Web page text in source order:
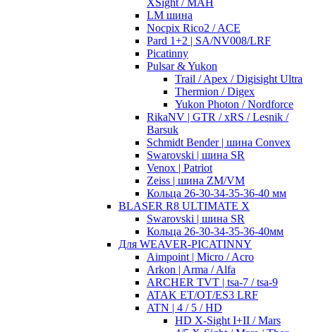
XSight / MAH
LM шина
Nocpix Rico2 / ACE
Pard 1+2 | SA/NV008/LRF
Picatinny
Pulsar & Yukon
Trail / Apex / Digisight Ultra
Thermion / Digex
Yukon Photon / Nordforce
RikaNV | GTR / xRS / Lesnik /
Barsuk
Schmidt Bender | шина Convex
Swarovski | шина SR
Venox | Patriot
Zeiss | шина ZM/VM
Кольца 26-30-34-35-36-40 мм
BLASER R8 ULTIMATE X
Swarovski | шина SR
Кольца 26-30-34-35-36-40мм
Для WEAVER-PICATINNY
Aimpoint | Micro / Acro
Arkon | Arma / Alfa
ARCHER TVT | tsa-7 / tsa-9
ATAK ET/OT/ES3 LRF
ATN | 4 / 5 / HD
HD X-Sight I+II / Mars